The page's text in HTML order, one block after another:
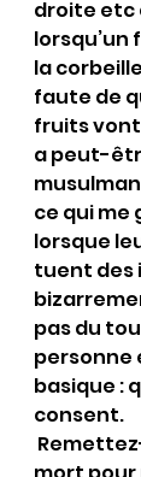
droite etc
lorsqu’un
la
faute de
fruits vont
a peut-
ce qui me
lorsque
tuent des
pas du
personne
basique :
consent.